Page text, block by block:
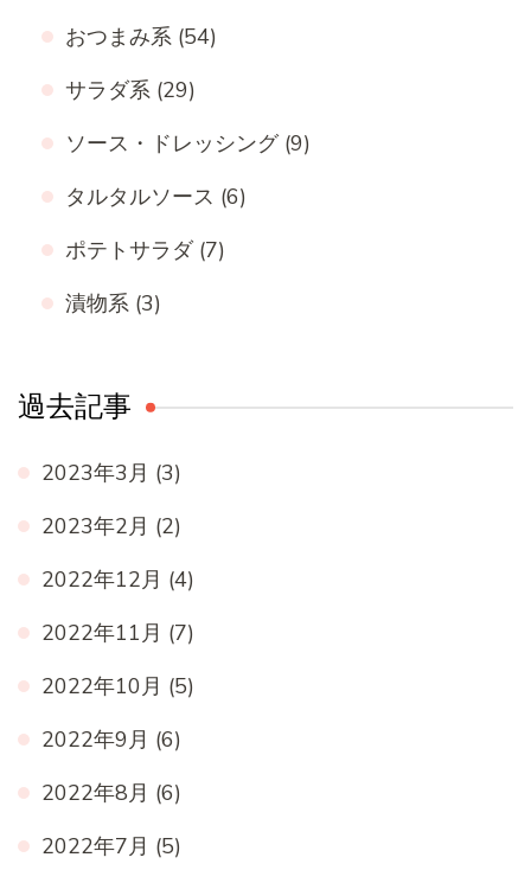
おつまみ系 (54)
サラダ系 (29)
ソース・ドレッシング(9)
タルタルソース (6)
ポテトサラダ (7)
漬物系 (3)
過去記事
2023年3月 (3)
2023年2月 (2)
2022年12月 (4)
2022年11月 (7)
2022年10月 (5)
2022年9月 (6)
2022年8月 (6)
2022年7月 (5)